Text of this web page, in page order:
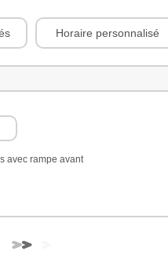
Horaire personnalisé
avec rampe avant